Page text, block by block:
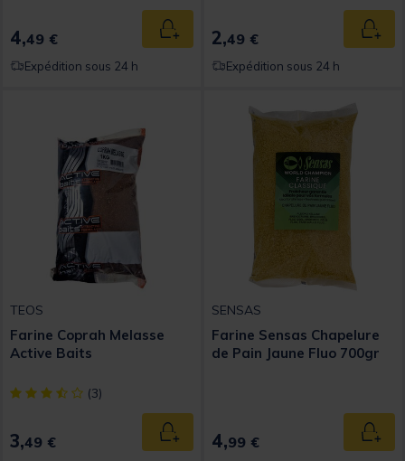
4,49 € Ajouter au panier
Expédition sous 24 h
2,49 €
Expédition sous 24 h
TEOS
Farine Coprah Melasse
Active Baits
[object Object] out of 5 Customer Rating
(3)
3,49 € Ajouter au panier
SENSAS
Farine Sensas Chapelure
de Pain Jaune Fluo 700gr
4,99 €